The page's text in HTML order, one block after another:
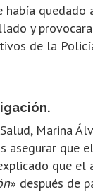
había
y
de la
Marina
asegurar que
que el
» después de